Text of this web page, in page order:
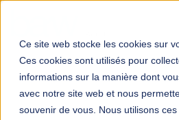
Ce site web stocke les cookies sur
Ces cookies sont utilisés pour
informations sur la manière dont
avec notre site web et nous
souvenir de vous. Nous utilisons
formation